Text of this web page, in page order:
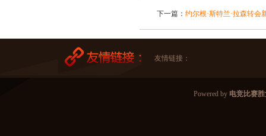
下一篇： 约尔根·斯特兰·拉森转
友情链接：
Powered by 电竞比赛